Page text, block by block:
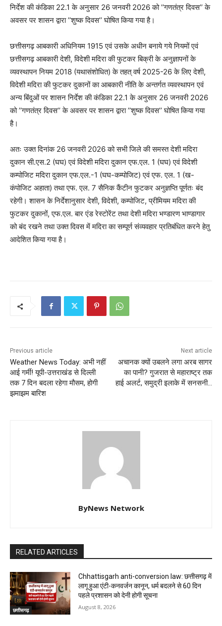
निर्देश की कंडिका 22.1 के अनुसार 26 जनवरी 2026 को ’’गणतंत्र दिवस’’ के
अवसर पर शासन द्वारा ’’शुष्क दिवस’’ घोषित किया गया है।
छत्तीसगढ़ आबकारी अधिनियम 1915 एवं उसके अधीन बनाये गये नियमों एवं
छत्तीसगढ़ आबकारी देशी, विदेशी मदिरा की फुटकर बिक्री के अनुज्ञापनों के
व्यवस्थापन नियम 2018 (यथासंशोधित) के तहत् वर्ष 2025-26 के लिए देशी,
विदेशी मदिरा की फुटकर दुकानों का आबकारी नीति के अन्तर्गत व्यवस्थापन एवं
अन्य बिंदुओं पर शासन निर्देश की कंडिका 22.1 के अनुसार 26 जनवरी 2026
को ’’गणतंत्र दिवस’’ के अवसर पर शासन द्वारा ’’शुष्क दिवस’’ घोषित किया गया
है।
अतः उक्त दिनांक 26 जनवरी 2026 को सभी जिले की समस्त देशी मदिरा
दुकान सी.एस.2 (घघ) एवं विदेशी मदिरा दुकान एफ.एल. 1 (घघ) एवं विदेशी
कम्पोजिट मदिरा दुकान एफ.एल.-1 (घघ-कम्पोजिट) एवं एफ. एल. 1 (ख-
कंपोजिट अहाता) तथा एफ. एल. 7 सैनिक कैंटीन फुटकर अनुज्ञप्ति पूर्णतः बंद
रहेगी। शासन के निर्देशानुसार देशी, विदेशी, कम्पोजिट, प्रीमियम मदिरा की
फुटकर दुकानों, एफ.एल. बार एंड रेस्टोरेंट तथा देशी मदिरा भण्डारण भाण्डागार
को बंद रखने तथा उक्त दिवस में मदिरा का सम्पूर्ण संव्यवहार प्रतिबंधित करने हेतु
आदेशित किया गया है।
Previous article
Weather News Today: अभी नहीं
आई गर्मी! यूपी-उत्तराखंड से दिल्ली
तक 7 दिन बदला रहेगा मौसम, होगी
झमाझम बारिश
Next article
अचानक क्यों उबलने लगा अरब सागर
का पानी? गुजरात से महाराष्ट्र तक
हाई अलर्ट, समुद्री इलाके में सनसनी…
ByNews Network
RELATED ARTICLES
छत्तीसगढ़
Chhattisgarh anti-conversion law: छत्तीसगढ़ में
लागू हुआ एंटी-कनवर्जन कानून, धर्म बदलने से 60 दिन
पहले प्रशासन को देनी होगी सूचना
August 8, 2026